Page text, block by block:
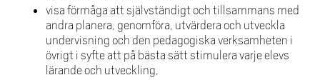
visa förmåga att självständigt och tillsammans med
andra planera, genomföra, utvärdera och utveckla
undervisning och den pedagogiska verksamheten i
övrigt i syfte att på bästa sätt stimulera varje elevs
lärande och utveckling,